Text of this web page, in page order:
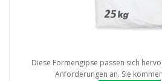
Diese Formengipse passen sich
Anforderungen an. Sie